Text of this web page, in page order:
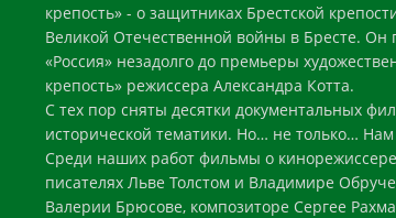
крепость» - о защитниках Брестской
Великой Отечественной войны в Бресте. Он
«Россия» незадолго до премьеры
крепость» режиссера Александра Котта.
С тех пор сняты десятки документальных
исторической тематики. Но… не только…
Среди наших работ фильмы о
писателях Льве Толстом и Владимире
Валерии Брюсове, композиторе Сергее